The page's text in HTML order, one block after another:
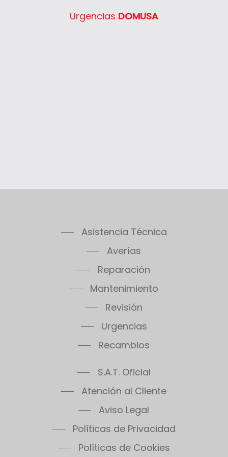
Urgencias DOMUSA
Asistencia Técnica
Averías
Reparación
Mantenimiento
Revisión
Urgencias
Recambios
S.A.T. Oficial
Atención al Cliente
Aviso Legal
Políticas de Privacidad
Políticas de Cookies